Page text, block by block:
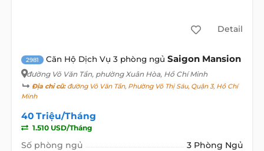
Detail
2981 Căn Hộ Dịch Vụ 3 phòng ngủ Saigon Mansion
đường Võ Văn Tần, phường Xuân Hòa, Hồ Chí Minh
Địa chỉ cũ:đường Võ Văn Tần, Phường Võ Thị Sáu, Quận 3, Hồ Chí
Minh
40 Triệu/Tháng
1.510 USD/Tháng
Số phòng ngủ
3 Phòng Ngủ